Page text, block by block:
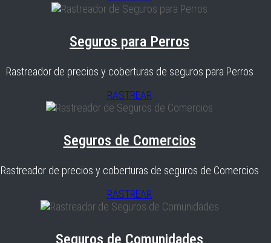
Seguros para Perros
Rastreador de precios y coberturas de seguros para Perros
RASTREAR
Seguros de Comercios
Rastreador de precios y coberturas de seguros de Comercios
RASTREAR
Seguros de Comunidades